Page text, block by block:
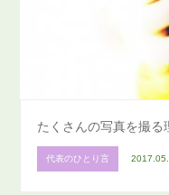
たくさんの写真を撮
代表のひとり言